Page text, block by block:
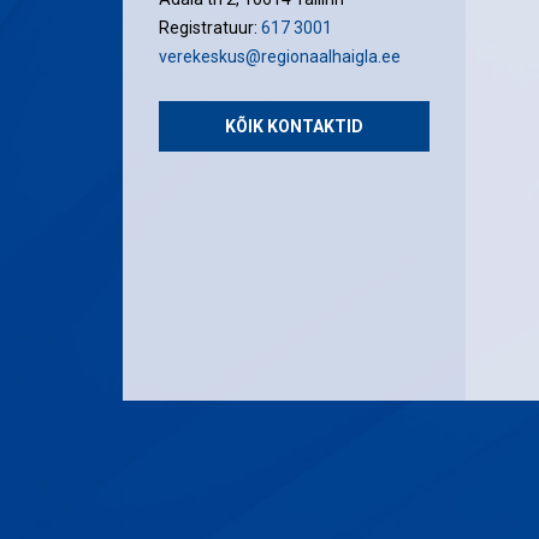
Registratuur: 617 3001
verekeskus@regionaalhaigla.ee
KÕIK KONTAKTID